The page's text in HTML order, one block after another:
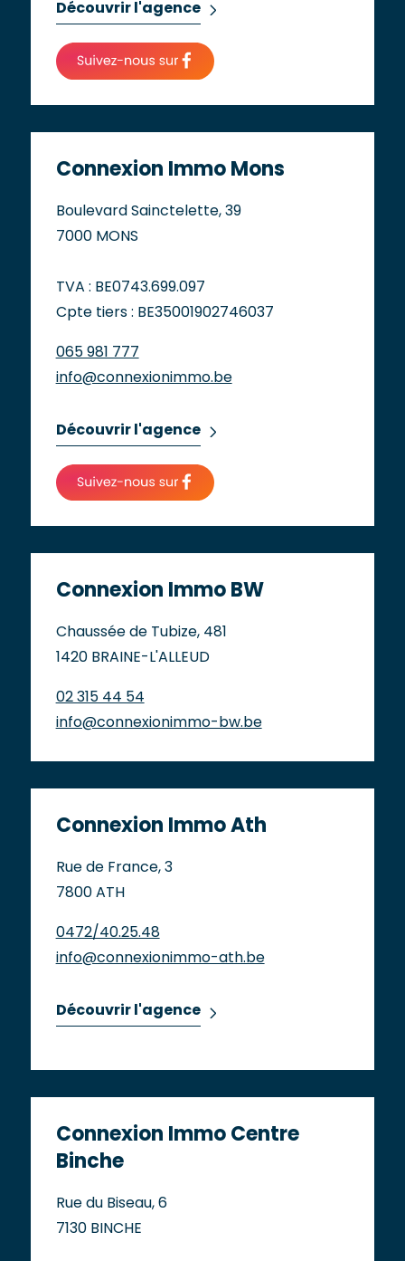
Découvrir l'agence
Connexion Immo Mons
Boulevard Sainctelette, 39
7000 MONS
TVA : BE0743.699.097
Cpte tiers : BE35001902746037
065 981 777
info@connexionimmo.be
Découvrir l'agence
Connexion Immo BW
Chaussée de Tubize, 481
1420 BRAINE-L'ALLEUD
02 315 44 54
info@connexionimmo-bw.be
Connexion Immo Ath
Rue de France, 3
7800 ATH
0472/40.25.48
info@connexionimmo-ath.be
Découvrir l'agence
Connexion Immo Centre
Binche
Rue du Biseau, 6
7130 BINCHE